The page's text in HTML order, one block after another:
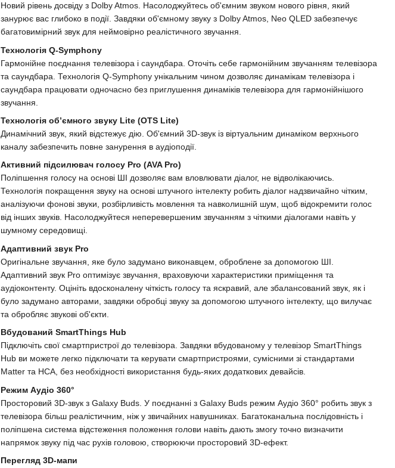
Новий рівень досвіду з Dolby Atmos. Насолоджуйтесь об'ємним звуком нового рівня, який
занурює вас глибоко в події. Завдяки об'ємному звуку з Dolby Atmos, Neo QLED забезпечує
багатовимірний звук для неймовірно реалістичного звучання.
Технологія Q-Symphony
Гармонійне поєднання телевізора і саундбара. Оточіть себе гармонійним звучанням телевізора
та саундбара. Технологія Q-Symphony унікальним чином дозволяє динамікам телевізора і
саундбара працювати одночасно без приглушення динаміків телевізора для гармонійнішого
звучання.
Технологія об’ємного звуку Lite (OTS Lite)
Динамічний звук, який відстежує дію. Об'ємний 3D-звук із віртуальним динаміком верхнього
каналу забезпечить повне занурення в аудіоподії.
Активний підсилювач голосу Pro (AVA Pro)
Поліпшення голосу на основі ШІ дозволяє вам вловлювати діалог, не відволікаючись.
Технологія покращення звуку на основі штучного інтелекту робить діалог надзвичайно чітким,
аналізуючи фонові звуки, розбірливість мовлення та навколишній шум, щоб відокремити голос
від інших звуків. Насолоджуйтеся неперевершеним звучанням з чіткими діалогами навіть у
шумному середовищі.
Адаптивний звук Pro
Оригінальне звучання, яке було задумано виконавцем, оброблене за допомогою ШІ.
Адаптивний звук Pro оптимізує звучання, враховуючи характеристики приміщення та
аудіоконтенту. Оцініть вдосконалену чіткість голосу та яскравий, але збалансований звук, як і
було задумано авторами, завдяки обробці звуку за допомогою штучного інтелекту, що вилучає
та обробляє звукові об'єкти.
Вбудований SmartThings Hub
Підключіть свої смартпристрої до телевізора. Завдяки вбудованому у телевізор SmartThings
Hub ви можете легко підключати та керувати смартпристроями, сумісними зі стандартами
Matter та HCA, без необхідності використання будь-яких додаткових девайсів.
Режим Аудіо 360°
Просторовий 3D-звук з Galaxy Buds. У поєднанні з Galaxy Buds режим Аудіо 360° робить звук з
телевізора більш реалістичним, ніж у звичайних навушниках. Багатоканальна послідовність і
поліпшена система відстеження положення голови навіть дають змогу точно визначити
напрямок звуку під час рухів головою, створюючи просторовий 3D-ефект.
Перегляд 3D-мапи